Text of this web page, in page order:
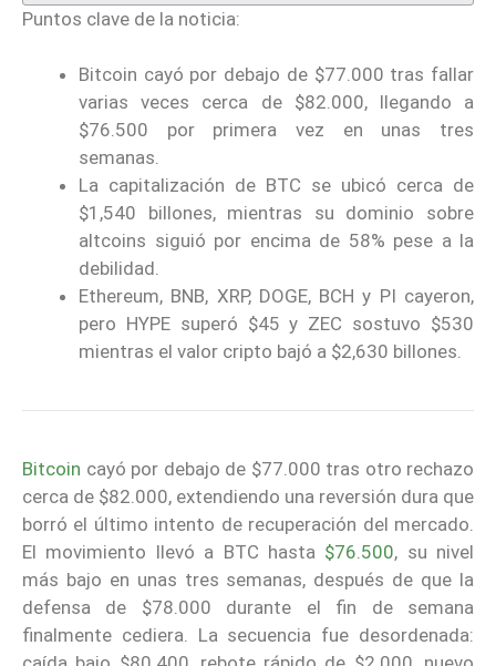
Puntos clave de la noticia:
Bitcoin cayó por debajo de $77.000 tras fallar
varias veces cerca de $82.000, llegando a
$76.500 por primera vez en unas tres
semanas.
La capitalización de BTC se ubicó cerca de
$1,540 billones, mientras su dominio sobre
altcoins siguió por encima de 58% pese a la
debilidad.
Ethereum, BNB, XRP, DOGE, BCH y PI cayeron,
pero HYPE superó $45 y ZEC sostuvo $530
mientras el valor cripto bajó a $2,630 billones.
Bitcoin cayó por debajo de $77.000 tras otro rechazo
cerca de $82.000, extendiendo una reversión dura que
borró el último intento de recuperación del mercado.
El movimiento llevó a BTC hasta $76.500, su nivel
más bajo en unas tres semanas, después de que la
defensa de $78.000 durante el fin de semana
finalmente cediera. La secuencia fue desordenada: